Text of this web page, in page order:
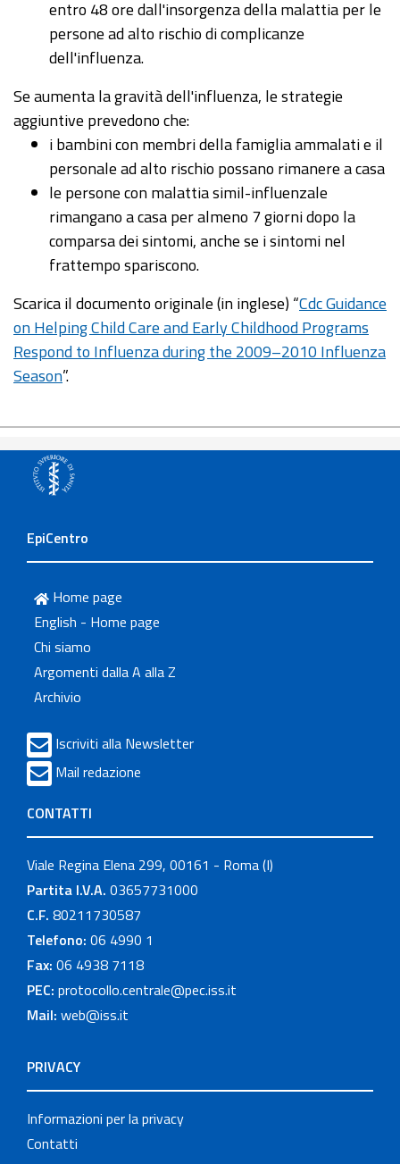
entro 48 ore dall'insorgenza della malattia per le
persone ad alto rischio di complicanze
dell'influenza.
Se aumenta la gravità dell'influenza, le strategie
aggiuntive prevedono che:
i bambini con membri della famiglia ammalati e il
personale ad alto rischio possano rimanere a casa
le persone con malattia simil-influenzale
rimangano a casa per almeno 7 giorni dopo la
comparsa dei sintomi, anche se i sintomi nel
frattempo spariscono.
Scarica il documento originale (in inglese) “Cdc Guidance
on Helping Child Care and Early Childhood Programs
Respond to Influenza during the 2009–2010 Influenza
Season”.
EpiCentro
Home page
English - Home page
Chi siamo
Argomenti dalla A alla Z
Archivio
Iscriviti alla Newsletter
Mail redazione
CONTATTI
Viale Regina Elena 299, 00161 - Roma (I)
Partita I.V.A. 03657731000
C.F. 80211730587
Telefono: 06 4990 1
Fax: 06 4938 7118
PEC: protocollo.centrale@pec.iss.it
Mail: web@iss.it
PRIVACY
Informazioni per la privacy
Contatti